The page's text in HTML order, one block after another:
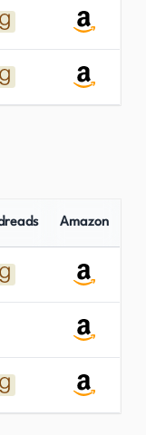
Amazon